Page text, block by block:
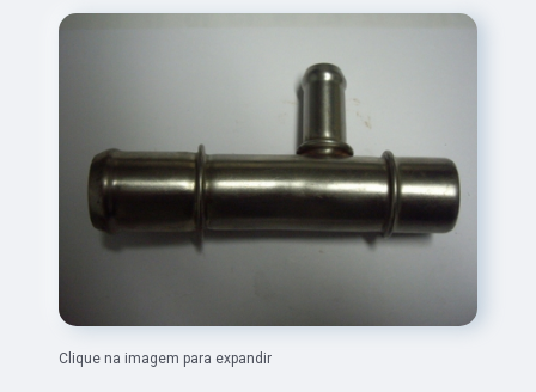
Clique na imagem para expandir